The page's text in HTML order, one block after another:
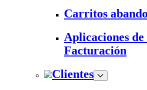
Carritos
Aplicaciones
Facturación
Clientes